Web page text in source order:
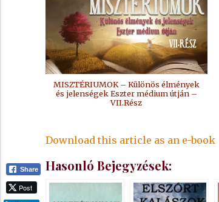
MISZTÉRIUMOK – Különös élmények
és jelenségek Eszter médium útján –
VII.Rész
Download this article as an e-book
Hasonló Bejegyzések:
Share
Post